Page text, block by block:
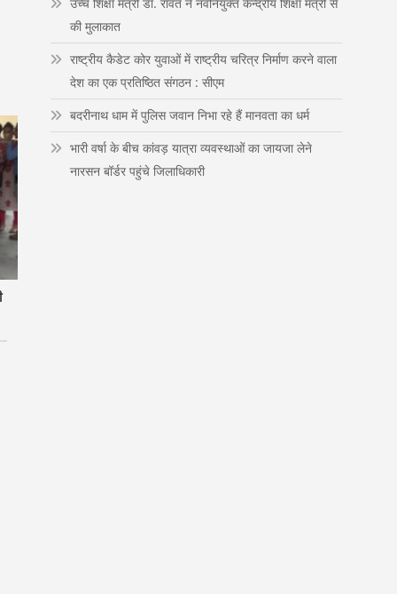
n
की मुलाकात
राष्ट्रीय कैडेट कोर युवाओं में राष्ट्रीय चरित्र निर्माण करने वाला
देश का एक प्रतिष्ठित संगठन : सीएम
बदरीनाथ धाम में पुलिस जवान निभा रहे हैं मानवता का धर्म
भारी वर्षा के बीच कांवड़ यात्रा व्यवस्थाओं का जायजा लेने
नारसन बॉर्डर पहुंचे जिलाधिकारी